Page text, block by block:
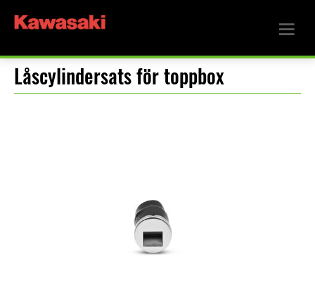
Låscylindersats för toppbox